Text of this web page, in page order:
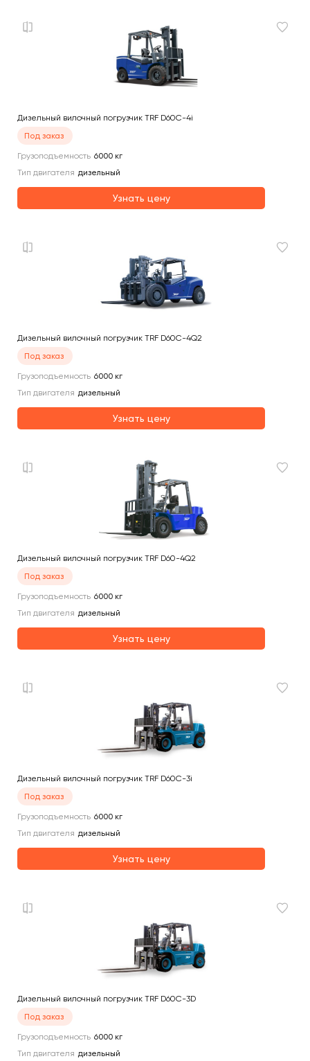
Дизельный вилочный погрузчик TRF D60C-4i
Под заказ
Грузоподъемность 6000 кг
Тип двигателя дизельный
Узнать цену
Дизельный вилочный погрузчик TRF D60C-4Q2
Под заказ
Грузоподъемность 6000 кг
Тип двигателя дизельный
Узнать цену
Дизельный вилочный погрузчик TRF D60-4Q2
Под заказ
Грузоподъемность 6000 кг
Тип двигателя дизельный
Узнать цену
Дизельный вилочный погрузчик TRF D60C-3i
Под заказ
Грузоподъемность 6000 кг
Тип двигателя дизельный
Узнать цену
Дизельный вилочный погрузчик TRF D60C-3D
Под заказ
Грузоподъемность 6000 кг
Тип двигателя дизельный